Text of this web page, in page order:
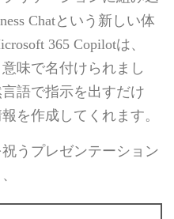
Chatという新しい体
365 Copilotは、
味で名付けられまし
語で指示を出すだけ
を作成してくれます。
うプレゼンテーション